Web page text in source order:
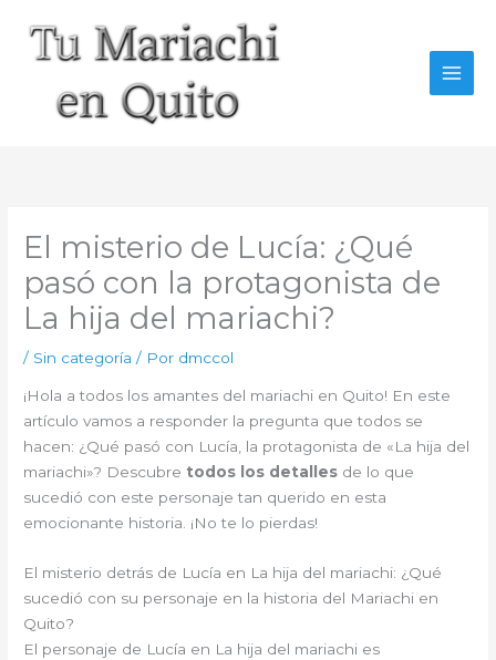
contenido
El misterio de Lucía: ¿Qué
pasó con la protagonista de
La hija del mariachi?
/ Sin categoría / Por dmccol
¡Hola a todos los amantes del mariachi en Quito! En este
artículo vamos a responder la pregunta que todos se
hacen: ¿Qué pasó con Lucía, la protagonista de «La hija del
mariachi»? Descubre todos los detalles de lo que
sucedió con este personaje tan querido en esta
emocionante historia. ¡No te lo pierdas!
El misterio detrás de Lucía en La hija del mariachi: ¿Qué
sucedió con su personaje en la historia del Mariachi en
Quito?
El personaje de Lucía en La hija del mariachi es